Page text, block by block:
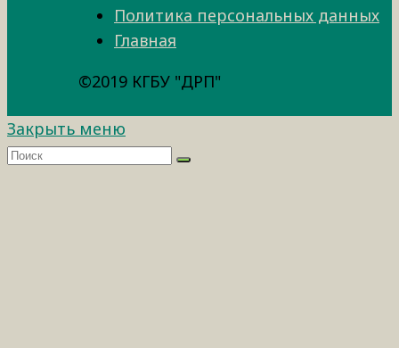
Политика персональных данных
Главная
©2019 КГБУ "ДРП"
Закрыть меню